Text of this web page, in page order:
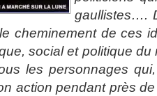
gaullistes….
cheminement de ces
social et politique
les personnages
action pendant près